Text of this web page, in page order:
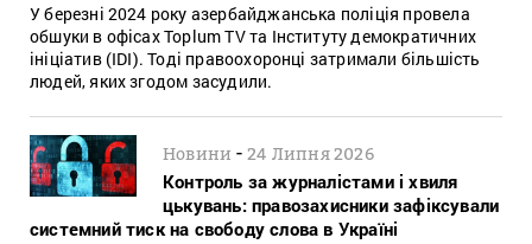
У березні 2024 року азербайджанська поліція провела
обшуки в офісах Toplum TV та Інституту демократичних
ініціатив (IDI). Тоді правоохоронці затримали більшість
людей, яких згодом засудили.
Новини -24 Липня 2026
Контроль за журналістами і хвиля
цькувань: правозахисники зафіксували
системний тиск на свободу слова в Україні